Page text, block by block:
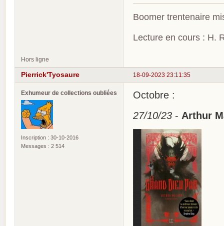
Boomer trentenaire
Lecture en cours : H.
Hors ligne
18-09-2023 23:11:35
Pierrick'Tyosaure
Exhumeur de collections oubliées
Inscription : 30-10-2016
Messages : 2 514
Octobre :
27/10/23 - Arthur